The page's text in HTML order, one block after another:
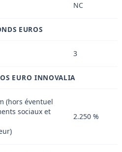
NC
EUROS
3
EURO INNOVALIA
(hors éventuel
sociaux et
2.250 %